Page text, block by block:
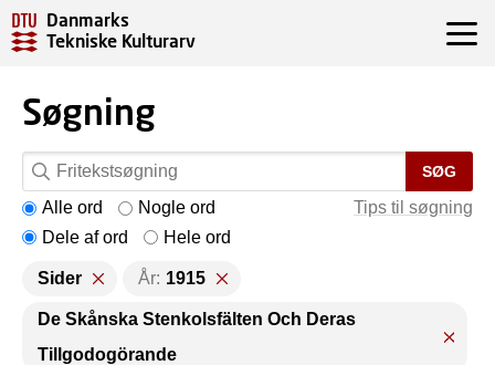
Danmarks
Tekniske Kulturarv
Søgning
SØG
Tips til søgning
Alle ord
Nogle ord
Dele af ord
Hele ord
Sider År: 1915
De Skånska Stenkolsfälten Och Deras
Tillgodogörande